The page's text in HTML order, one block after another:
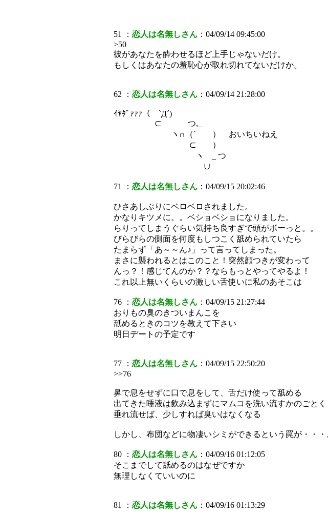
51 ： 恋人は名無しさん ：04/09/14 09:45:00
>50
彼があなたを酔わせるほど上手じゃないだけ。
もしくはあなたの羞恥心が取れ切れてないだけか。
62 ： 恋人は名無しさん ：04/09/14 21:28:00
ｲﾔﾀﾞｧｧｧ（ `Д´)
⊂ つ,_
ヽ∩（` ） おいちいねえ
⊂ ）
ヽ _ つ
∪
71 ： 恋人は名無しさん ：04/09/15 20:02:46
ひさあしぶりにベロベロされました。
かなりキツメに。。ベショベショになりました。
らりってしまうぐらい気持ち良すぎで頭がボーっと。。
びらびらの側面を何度もしつこく舐められていたら
たまらず「あ～～ん♪」って言ってしまった。
まさに襲われるとはこのこと！突然顔つきが変わって
んっ？！感じてんのか？？ならもっとやってやるよ！
これ以上無いくらいの激しい舌使いに私のあそこは
76 ： 恋人は名無しさん ：04/09/15 21:27:44
おりもの臭のきついまんこを
舐めるときのコツを教えて下さい
明日デートの予定です
77 ： 恋人は名無しさん ：04/09/15 22:50:20
>>76
鼻で息をせずに口で息をして、舌だけ使って舐める
出てきた唾液は飲み込まずにマムコを洗い流すかのごとく
垂れ流せば、少しすれば臭いはなくなる
しかし、布団などに物凄いシミができるという罠が・・・
80 ： 恋人は名無しさん ：04/09/16 01:12:05
そこまでして舐めるのはなぜですか
無理しなくていいのに
81 ： 恋人は名無しさん ：04/09/16 01:13:29